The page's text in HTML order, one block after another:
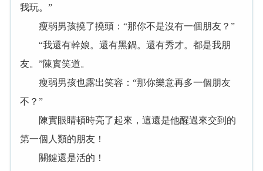
我玩。”
瘦弱男孩撓了撓頭：“那你不是沒有一個朋友？”
“我還有幹娘。還有黑鍋。還有秀才。都是我朋
友。”陳實笑道。
瘦弱男孩也露出笑容：“那你樂意再多一個朋友
不？”
陳實眼睛頓時亮了起來，這還是他醒過來交到的
第一個人類的朋友！
關鍵還是活的！